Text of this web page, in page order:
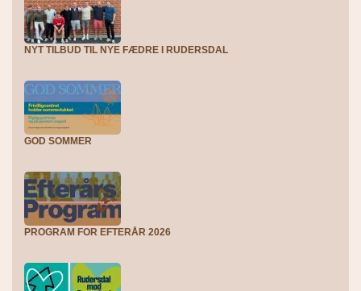
NYT TILBUD TIL NYE FÆDRE I RUDERSDAL
GOD SOMMER
PROGRAM FOR EFTERÅR 2026